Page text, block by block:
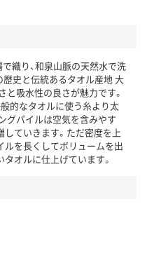
で織り、和泉山脈の天然水で洗
史と伝統あるタオル産地 大
と吸水性の良さが魅力です。
般的なタオルに使う糸より太
グパイルは空気を含みやす
していきます。ただ密度を上
ルを長くしてボリュームを出
オルに仕上げています。